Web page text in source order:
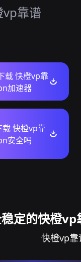
靠谱
载 快橙vp靠
加速器
快橙vp靠
安全吗
定的快橙vp
快橙vp靠